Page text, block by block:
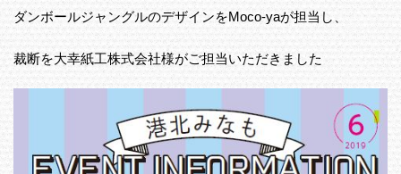
ダンボールジャングルのデザインをMoco-yaが担当し、
裁断を大幸紙工株式会社様がご担当いただきました